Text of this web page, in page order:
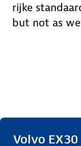
rijke
but not as
Volvo EX30